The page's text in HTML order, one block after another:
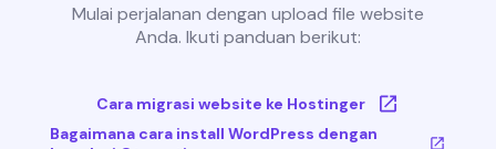
Mulai perjalanan dengan upload file website
Anda. Ikuti panduan berikut:
Cara migrasi website ke Hostinger
Bagaimana cara install WordPress dengan